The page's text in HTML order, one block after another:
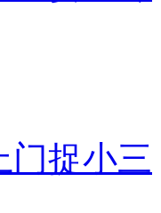
门捉小三